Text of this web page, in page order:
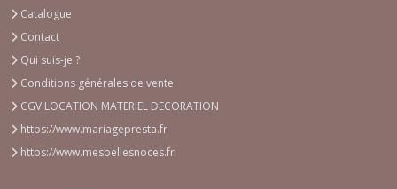
Catalogue
Contact
Qui suis-je ?
Conditions générales de vente
CGV LOCATION MATERIEL DECORATION
https://www.mariagepresta.fr
https://www.mesbellesnoces.fr